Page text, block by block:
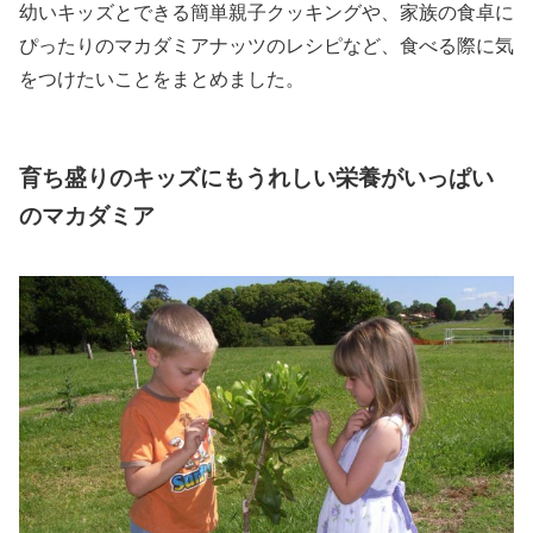
幼いキッズとできる簡単親子クッキングや、家族の食卓に
ぴったりのマカダミアナッツのレシピなど、食べる際に気
をつけたいことをまとめました。
育ち盛りのキッズにもうれしい栄養がいっぱい
のマカダミア